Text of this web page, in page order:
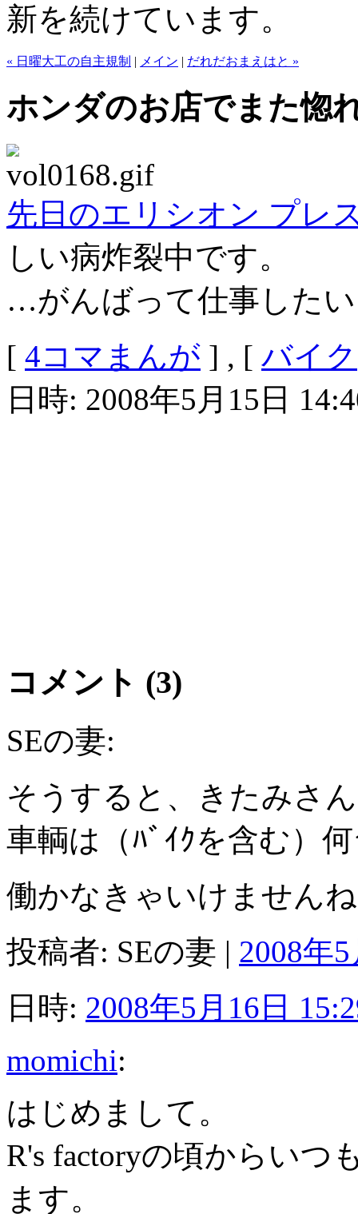
新を続けています。
« 日曜大工の自主規制 | メイン | だれだおまえはと »
ホンダのお店でまた惚
先日のエリシオン プレ
しい病炸裂中です。
…がんばって仕事した
[ 4コマまんが ] , [ バイク
日時: 2008年5月15日
コメント (3)
SEの妻:
そうすると、きたみさ
車輌は（ﾊﾞｲｸを含む）
働かなきゃいけません
投稿者: SEの妻 | 2008年
日時: 2008年5月16日
momichi:
はじめまして。
R's factoryの頃からいつ
ます。